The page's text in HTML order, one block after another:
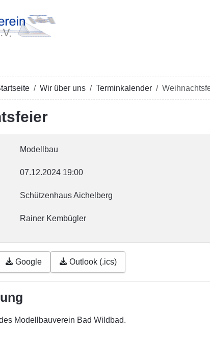
Wir über uns Terminkalender
Modellbau
07.12.2024 19:00
Schützenhaus Aichelberg
Rainer Kembügler
Google Outlook (.ics)
Modellbauverein Bad Wildbad.